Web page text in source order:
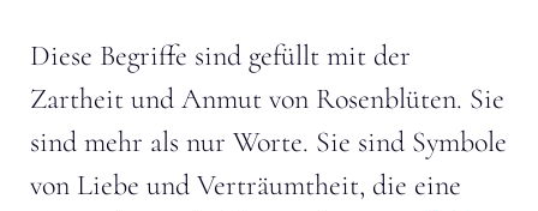
Diese Begriffe sind gefüllt mit der
Zartheit und Anmut von Rosenblüten. Sie
sind mehr als nur Worte. Sie sind Symbole
von Liebe und Verträumtheit, die eine